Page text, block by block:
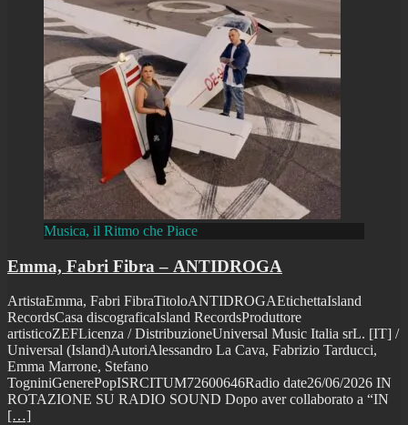
Musica, il Ritmo che Piace
Emma, Fabri Fibra – ANTIDROGA
ArtistaEmma, Fabri FibraTitoloANTIDROGAEtichettaIsland
RecordsCasa discograficaIsland RecordsProduttore
artisticoZEFLicenza / DistribuzioneUniversal Music Italia srL. [IT] /
Universal (Island)AutoriAlessandro La Cava, Fabrizio Tarducci,
Emma Marrone, Stefano
TogniniGenerePopISRCITUM72600646Radio date26/06/2026 IN
ROTAZIONE SU RADIO SOUND Dopo aver collaborato a “IN
[…]